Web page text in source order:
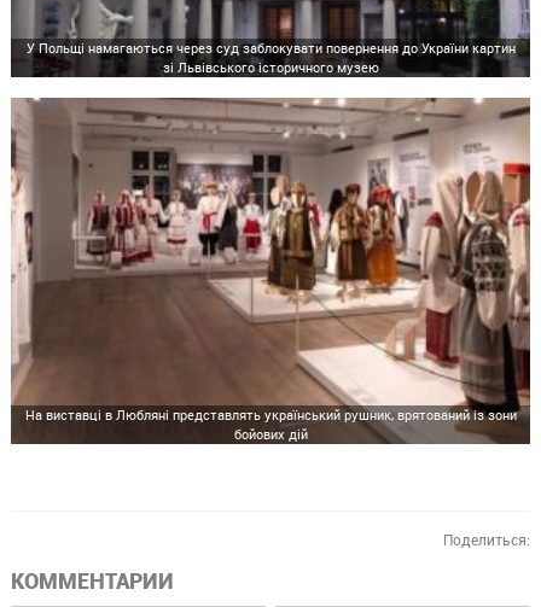
У Польщі намагаються через суд заблокувати повернення до України картин
зі Львівського історичного музею
На виставці в Любляні представлять український рушник, врятований із зони
бойових дій
Поделиться:
КОММЕНТАРИИ